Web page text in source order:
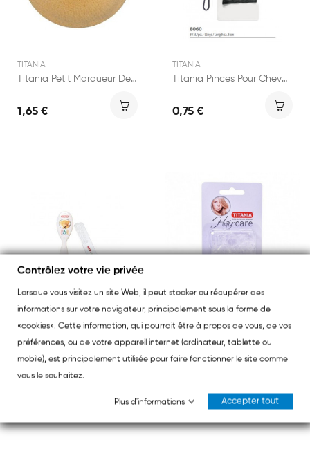
TITANIA
Titania Petit Marqueur De Chignon
1,65 €
TITANIA
Titania Pinces Pour Cheveux
0,75 €
TITANIA
Titania Brosse et Peigne Bébé
3,15 €
TITANIA
Contrôlez votre vie privée
Lorsque vous visitez un site Web, il peut stocker ou récupérer des
informations sur votre navigateur, principalement sous la forme de
«cookies». Cette information, qui pourrait être à propos de vous, de vos
préférences, ou de votre appareil internet (ordinateur, tablette ou
mobile), est principalement utilisée pour faire fonctionner le site comme
vous le souhaitez.
Plus d'informations Accepter tout